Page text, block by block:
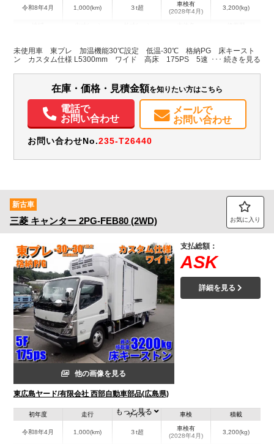
令和8年4月 1,000(km) ３t超
車検有
(2028年4月)
3,200(kg)
広島県
W:2,000
H:1,900
W:2,210
H:3,100
未使用車 東プレ 加温機能30℃設定 低温-30℃ 格納PG 床キースト
ン カスタム仕様 L5300mm ワイド 高床 175PS 5速
在庫・価格・見積金額を知りたい方はこちら
電話で
お問い合わせ
メールで
お問い合わせ
お問い合わせNo.235-T26440
新古車
三菱 キャンター 2PG-FEB80 (2WD) お気に入り
他の画像を見る
東広島ヤード/有限会社 西部自動車部品(広島県)
支払総額：
ASK
詳細を見る
初年度
令和8年4月
走行
1,000(km)
サイズ
３t超
車検
車検有
(2028年4月)
積載
3,200(kg)
もっと見る